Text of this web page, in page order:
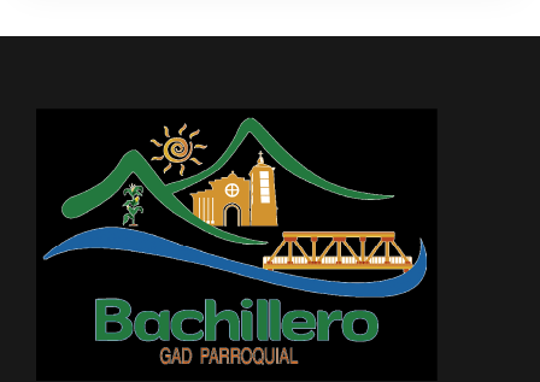
Ejecución Presupuestaria